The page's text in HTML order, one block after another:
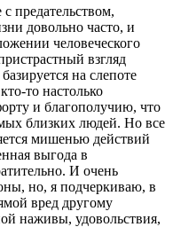
предательством,
довольно часто, и
человеческого
взгляд
на слепоте
то настолько
и благополучию, что
близких людей. Но все
мишенью действий
выгода в
И очень
но, я подчеркиваю, в
вред другому
наживы, удовольствия,